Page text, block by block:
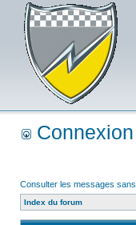
Connexion
Consulter les messages
Index du forum